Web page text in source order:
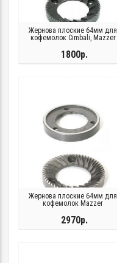
Жернова плоские 64мм для
кофемолок Cimbali, Mazzer
1800р.
Жернова плоские 64мм для
кофемолок Mazzer
2970р.